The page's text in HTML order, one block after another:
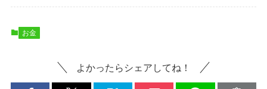
お金
よかったらシェアしてね！